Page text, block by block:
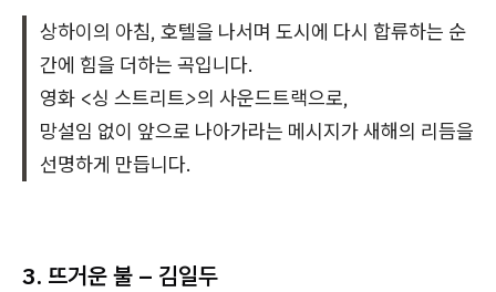
상하이의 아침, 호텔을 나서며 도시에 다시 합류하는 순
간에 힘을 더하는 곡입니다.
영화 <싱 스트리트>의 사운드트랙으로,
망설임 없이 앞으로 나아가라는 메시지가 새해의 리듬을
선명하게 만듭니다.
3. 뜨거운 불 – 김일두